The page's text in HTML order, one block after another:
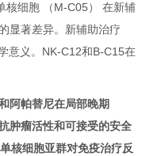
核细胞 （M-C05） 在新辅
显著差异。新辅助治疗
意义。NK-C12和B-C15在
阿帕替尼在局部晚期
肿瘤活性和可接受的安全
核细胞亚群对免疫治疗反